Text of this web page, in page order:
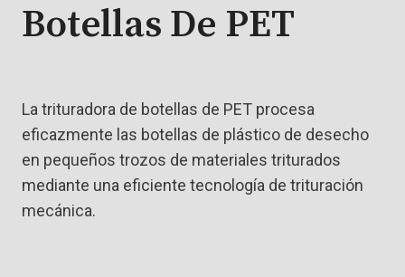
Botellas De PET
La trituradora de botellas de PET procesa
eficazmente las botellas de plástico de desecho
en pequeños trozos de materiales triturados
mediante una eficiente tecnología de trituración
mecánica.